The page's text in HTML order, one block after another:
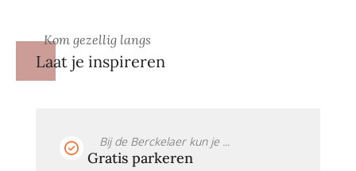
Kom gezellig langs
Laat je inspireren
Bij de Berckelaer kun je ...
Gratis parkeren